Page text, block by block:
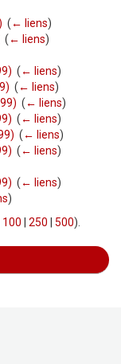
( ← liens)
( ← liens)
( ← liens)
( ← liens)
( ← liens)
( ← liens)
( ← liens)
( ← liens)
( ← liens)
)
100 250 500).